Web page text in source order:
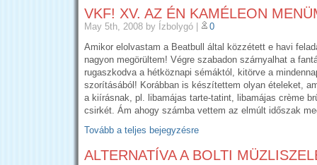
VKF! XV. AZ ÉN KAMÉLEON
May 5th, 2008 by Ízbolygó
0
Amikor elolvastam a Beatbull által közzétett e havi
nagyon megörültem! Végre szabadon szárnyalhat a
rugaszkodva a hétköznapi sémáktól, kitörve a
szorításából! Korábban is készítettem olyan ételeket,
a kiírásnak, pl. libamájas tarte-tatint, libamájas crème
csirkét. Ám ahogy számba vettem az elmúlt időszak
Tovább a teljes bejegyzésre
ALTERNATÍVA A BOLTI